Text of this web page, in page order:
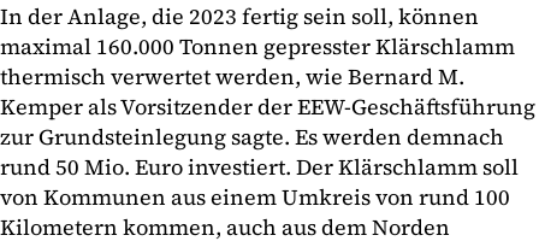
In der Anlage, die 2023 fertig sein soll, können
maximal 160.000 Tonnen gepresster Klärschlamm
thermisch verwertet werden, wie Bernard M.
Kemper als Vorsitzender der EEW-Geschäftsführung
zur Grundsteinlegung sagte. Es werden demnach
rund 50 Mio. Euro investiert. Der Klärschlamm soll
von Kommunen aus einem Umkreis von rund 100
Kilometern kommen, auch aus dem Norden